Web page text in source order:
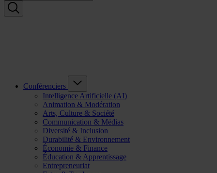
Conférenciers
Intelligence Artificielle (AI)
Animation & Modération
Arts, Culture & Société
Communication & Médias
Diversité & Inclusion
Durabilité & Environnement
Économie & Finance
Éducation & Apprentissage
Entrepreneuriat